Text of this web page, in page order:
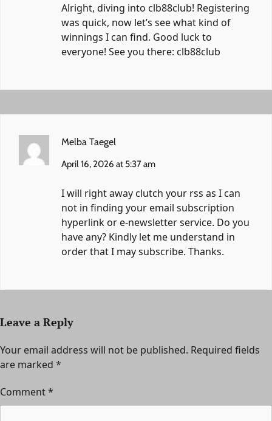
Alright, diving into clb88club! Registering
was quick, now let’s see what kind of
winnings I can find. Good luck to
everyone! See you there: clb88club
Melba Taegel
April 16, 2026 at 5:37 am
I will right away clutch your rss as I can
not in finding your email subscription
hyperlink or e-newsletter service. Do you
have any? Kindly let me understand in
order that I may subscribe. Thanks.
Leave a Reply
Your email address will not be published. Required fields
are marked *
Comment*